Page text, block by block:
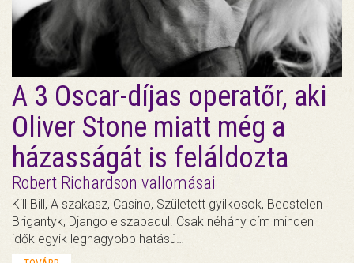
A 3 Oscar-díjas operatőr, aki
Oliver Stone miatt még a
házasságát is feláldozta
Robert Richardson vallomásai
Kill Bill, A szakasz, Casino, Született gyilkosok, Becstelen
Brigantyk, Django elszabadul. Csak néhány cím minden
idők egyik legnagyobb hatású…